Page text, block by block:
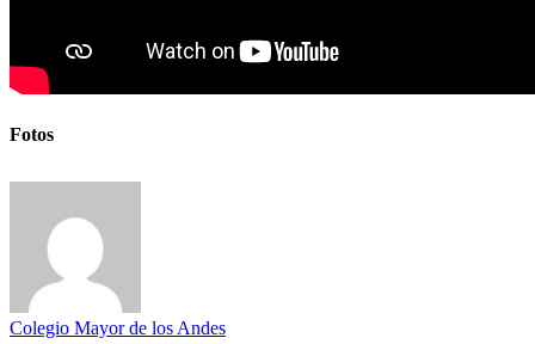
Fotos
Colegio Mayor de los Andes